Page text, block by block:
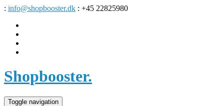
: info@shopbooster.dk : +45 22825980
Shopbooster.
Toggle navigation